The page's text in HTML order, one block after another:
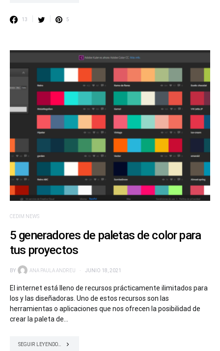
13 5
CEDIM NEWS
5 generadores de paletas de color para
tus proyectos
BY ANA PAULA ANDREU JUNIO 18, 2021
El internet está lleno de recursos prácticamente ilimitados para
los y las diseñadoras. Uno de estos recursos son las
herramientas o aplicaciones que nos ofrecen la posibilidad de
crear la paleta de…
SEGUIR LEYENDO...